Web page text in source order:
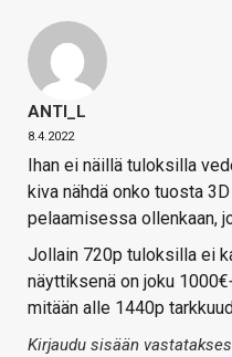
ANTI_L
8.4.2022
Ihan ei näillä tuloksilla
kiva nähdä onko tuosta
pelaamisessa ollenkaan,
Jollain 720p tuloksilla ei
näyttiksenä on joku
mitään alle 1440p
Kirjaudu sisään